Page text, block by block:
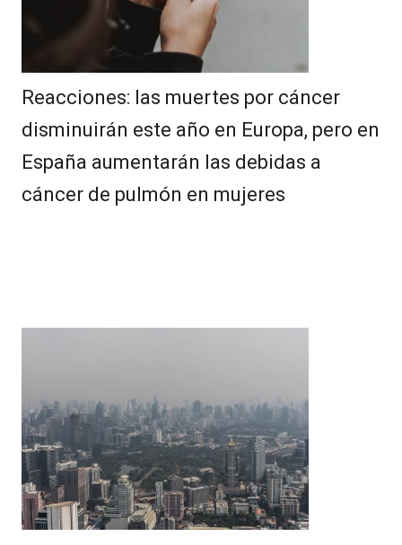
Reacciones: las muertes por cáncer
disminuirán este año en Europa, pero en
España aumentarán las debidas a
cáncer de pulmón en mujeres